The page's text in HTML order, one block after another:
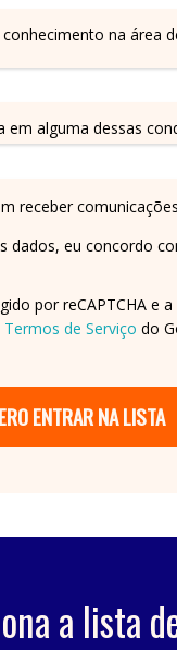
na área
em alguma dessas
receber
dados, eu concordo
por reCAPTCHA e a
Termos de Serviço do
ENTRAR NA LISTA
a lista